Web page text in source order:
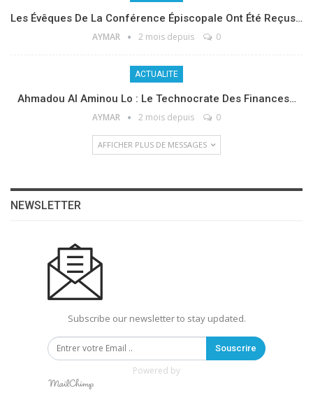
Les Évêques De La Conférence Épiscopale Ont Été Reçus…
AYMAR 2 mois depuis 0
ACTUALITE
Ahmadou Al Aminou Lo : Le Technocrate Des Finances…
AYMAR 2 mois depuis 0
AFFICHER PLUS DE MESSAGES
NEWSLETTER
Subscribe our newsletter to stay updated.
Souscrire
Powered by